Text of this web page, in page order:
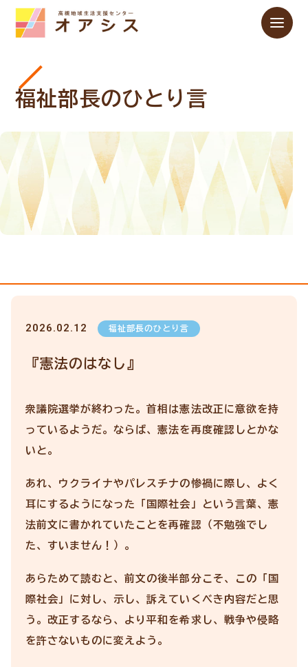
福祉部長のひとり言
2026.02.12 福祉部長のひとり言
『憲法のはなし』
衆議院選挙が終わった。首相は憲法改正に意欲を持
っているようだ。ならば、憲法を再度確認しとかな
いと。
あれ、ウクライナやパレスチナの惨禍に際し、よく
耳にするようになった「国際社会」という言葉、憲
法前文に書かれていたことを再確認（不勉強でし
た、すいません！）。
あらためて読むと、前文の後半部分こそ、この「国
際社会」に対し、示し、訴えていくべき内容だと思
う。改正するなら、より平和を希求し、戦争や侵略
を許さないものに変えよう。